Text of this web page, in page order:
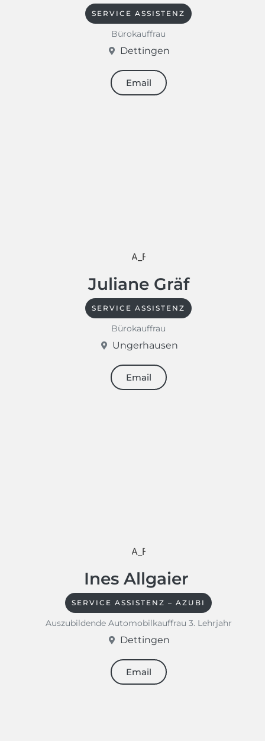
SERVICE ASSISTENZ
Bürokauffrau
Dettingen
Email
Juliane Gräf
SERVICE ASSISTENZ
Bürokauffrau
Ungerhausen
Email
Ines Allgaier
SERVICE ASSISTENZ – AZUBI
Auszubildende Automobilkauffrau 3. Lehrjahr
Dettingen
Email